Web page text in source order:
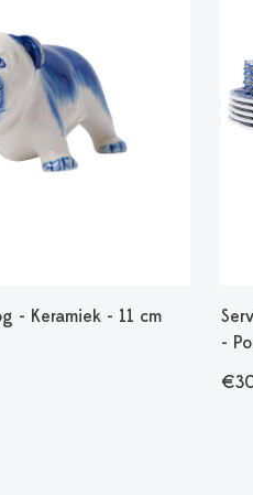
- Keramiek - 11 cm
-